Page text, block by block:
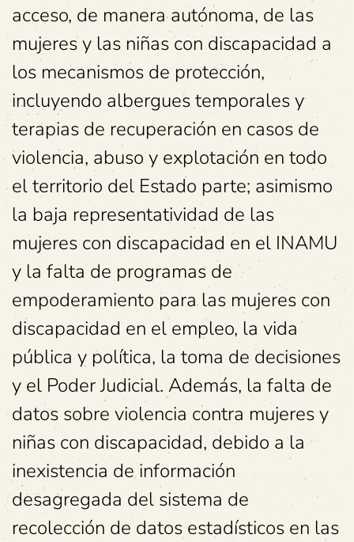
acceso, de manera autónoma, de las
mujeres y las niñas con discapacidad a
los mecanismos de protección,
incluyendo albergues temporales y
terapias de recuperación en casos de
violencia, abuso y explotación en todo
el territorio del Estado parte; asimismo
la baja representatividad de las
mujeres con discapacidad en el INAMU
y la falta de programas de
empoderamiento para las mujeres con
discapacidad en el empleo, la vida
pública y política, la toma de decisiones
y el Poder Judicial. Además, la falta de
datos sobre violencia contra mujeres y
niñas con discapacidad, debido a la
inexistencia de información
desagregada del sistema de
recolección de datos estadísticos en las